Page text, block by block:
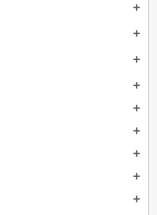
add
add
add
add
add
add
add
add
add